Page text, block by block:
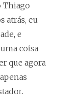
Thiago
atrás, eu
e
coisa
que agora